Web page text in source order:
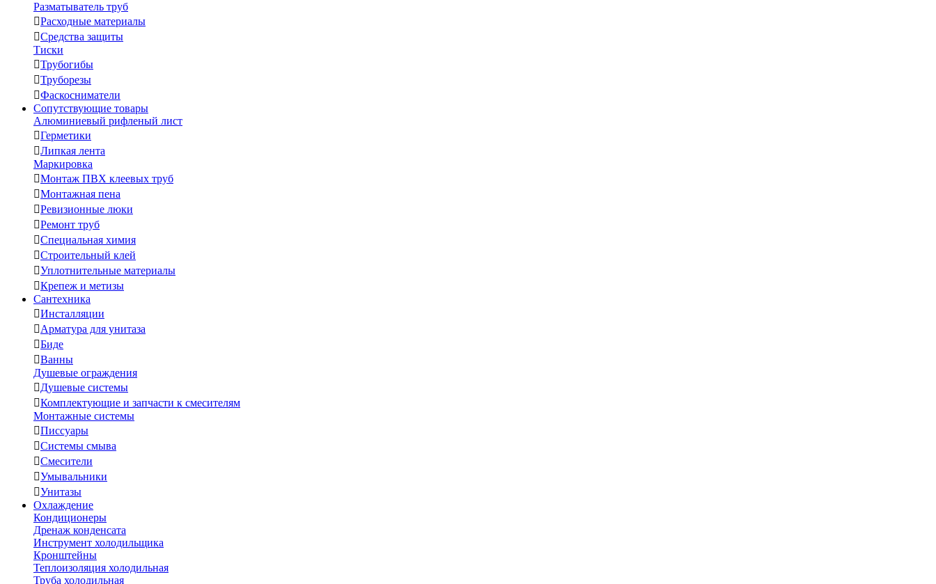
Разматыватель труб
Расходные материалы
Средства защиты
Тиски
Трубогибы
Труборезы
Фаскосниматели
Сопутствующие товары
Алюминиевый рифленый лист
Герметики
Липкая лента
Маркировка
Монтаж ПВХ клеевых труб
Монтажная пена
Ревизионные люки
Ремонт труб
Специальная химия
Строительный клей
Уплотнительные материалы
Крепеж и метизы
Сантехника
Инсталляции
Арматура для унитаза
Биде
Ванны
Душевые ограждения
Душевые системы
Комплектующие и запчасти к смесителям
Монтажные системы
Писсуары
Системы смыва
Смесители
Умывальники
Унитазы
Охлаждение
Кондиционеры
Дренаж конденсата
Инструмент холодильщика
Кронштейны
Теплоизоляция холодильная
Труба холодильная